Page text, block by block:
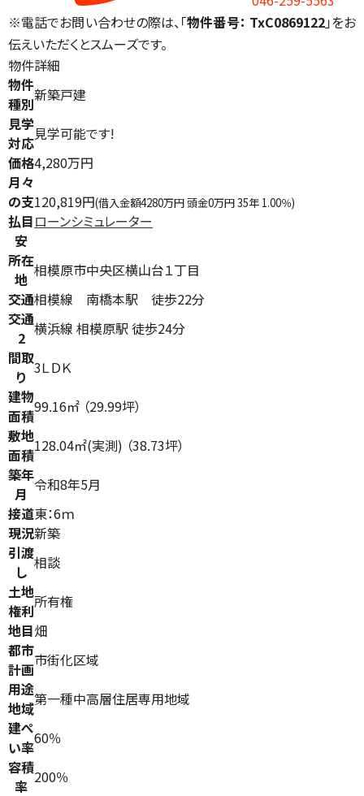
※電話でお問い合わせの際は、「物件番号： TxC0869122」をお
伝えいただくとスムーズです。
物件詳細
物件
種別新築戸建
見学
対応見学可能です!
価格4,280万円
月々
の支
払目
安
120,819円(借入金額4280万円 頭金0万円 35年 1.00％)
ローンシミュレーター
所在
地 相模原市中央区横山台１丁目
交通相模線 南橋本駅 徒歩22分
交通
2 横浜線 相模原駅 徒歩24分
間取
り 3ＬＤＫ
建物
面積99.16㎡ （29.99坪）
敷地
面積128.04㎡(実測) （38.73坪）
築年
月 令和8年5月
接道東：6ｍ
現況新築
引渡
し 相談
土地
権利所有権
地目畑
都市
計画市街化区域
用途
地域第一種中高層住居専用地域
建ぺ
い率60％
容積
率 200％